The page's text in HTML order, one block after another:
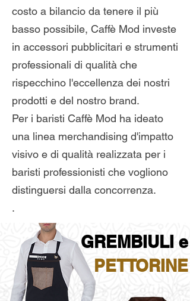
costo a bilancio da tenere il più
basso possibile, Caffè Mod investe
in accessori pubblicitari e strumenti
professionali di qualità che
rispecchino l'eccellenza dei nostri
prodotti e del nostro brand.
Per i baristi Caffè Mod ha ideato
una linea merchandising d'impatto
visivo e di qualità realizzata per i
baristi professionisti che vogliono
distinguersi dalla concorrenza.
.
GREMBIULI e
PETTORINE